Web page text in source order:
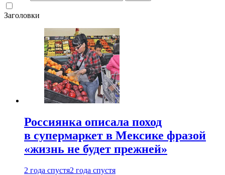
Заголовки
Россиянка описала поход
в супермаркет в Мексике фразой
«жизнь не будет прежней»
2 года спустя2 года спустя